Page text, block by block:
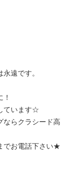
遠です。
ています☆
ならクラシード高
でお電話下さい★